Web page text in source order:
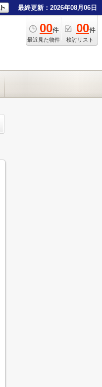
最終更新：2026年08月06日
00件
最近見た物件
00件
検討リスト